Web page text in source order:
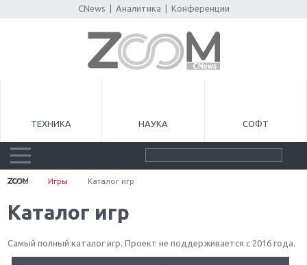
CNews Аналитика Конференции
ТЕХНИКА НАУКА СОФТ
Игры Каталог игр
Каталог игр
Самый полный каталог игр. Проект не поддерживается с 2016 года.